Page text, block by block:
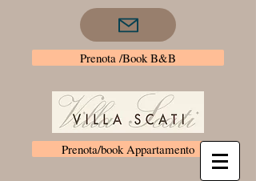
Prenota /Book B&B
Prenota/book Appartamento